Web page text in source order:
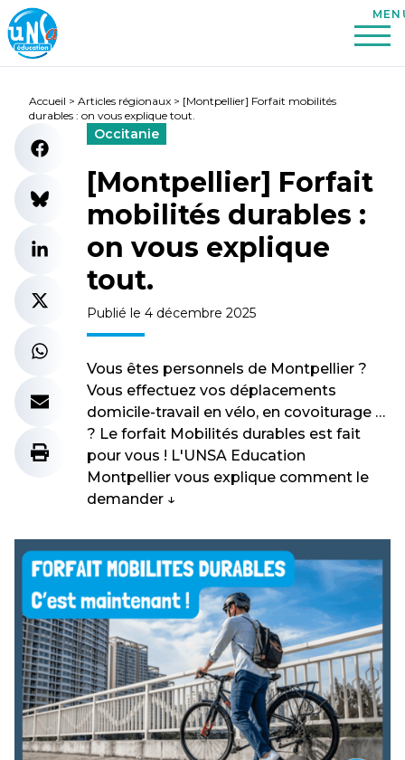
Accueil > Articles régionaux > [Montpellier] Forfait mobilités
durables : on vous explique tout.
Occitanie
[Montpellier] Forfait
mobilités durables :
on vous explique
tout.
Publié le 4 décembre 2025
Vous êtes personnels de Montpellier ?
Vous effectuez vos déplacements
domicile-travail en vélo, en covoiturage …
? Le forfait Mobilités durables est fait
pour vous ! L'UNSA Education
Montpellier vous explique comment le
demander ↓